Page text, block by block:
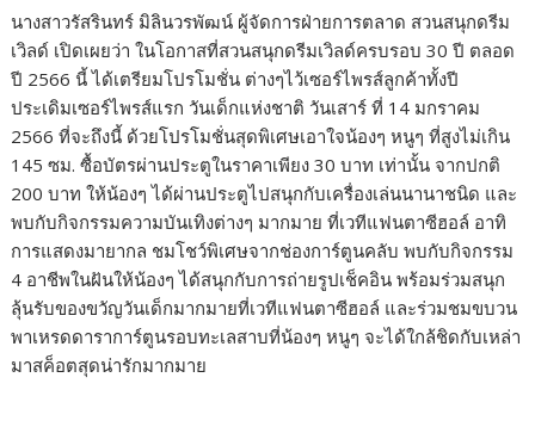
นางสาวรัสรินทร์ มิลินวรพัฒน์ ผู้จัดการฝ่ายการตลาด สวนสนุกดรีม
เวิลด์ เปิดเผยว่า ในโอกาสที่สวนสนุกดรีมเวิลด์ครบรอบ 30 ปี ตลอด
ปี 2566 นี้ ได้เตรียมโปรโมชั่น ต่างๆไว้เซอร์ไพรส์ลูกค้าทั้งปี
ประเดิมเซอร์ไพรส์แรก วันเด็กแห่งชาติ วันเสาร์ ที่ 14 มกราคม
2566 ที่จะถึงนี้ ด้วยโปรโมชั่นสุดพิเศษเอาใจน้องๆ หนูๆ ที่สูงไม่เกิน
145 ซม. ซื้อบัตรผ่านประตูในราคาเพียง 30 บาท เท่านั้น จากปกติ
200 บาท ให้น้องๆ ได้ผ่านประตูไปสนุกกับเครื่องเล่นนานาชนิด และ
พบกับกิจกรรมความบันเทิงต่างๆ มากมาย ที่เวทีแฟนตาซีฮอล์ อาทิ
การแสดงมายากล ชมโชว์พิเศษจากช่องการ์ตูนคลับ พบกับกิจกรรม
4 อาชีพในฝันให้น้องๆ ได้สนุกกับการถ่ายรูปเช็คอิน พร้อมร่วมสนุก
ลุ้นรับของขวัญวันเด็กมากมายที่เวทีแฟนตาซีฮอล์ และร่วมชมขบวน
พาเหรดดาราการ์ตูนรอบทะเลสาบที่น้องๆ หนูๆ จะได้ใกล้ชิดกับเหล่า
มาสค็อตสุดน่ารักมากมาย